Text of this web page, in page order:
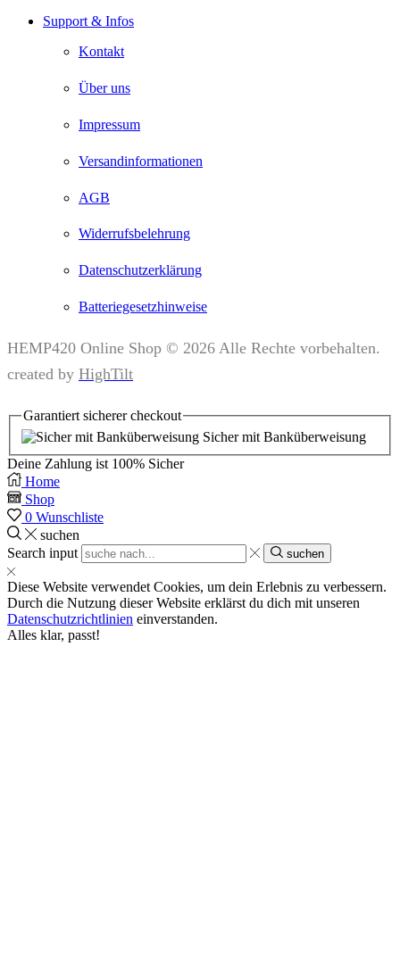
Support & Infos
Kontakt
Über uns
Impressum
Versandinformationen
AGB
Widerrufsbelehrung
Datenschutzerklärung
Batteriegesetzhinweise
HEMP420 Online Shop © 2026 Alle Rechte vorbehalten.
created by HighTilt
Garantiert sicherercheckout
Sicher mit Banküberweisung
Deine Zahlung ist 100% Sicher
Home
Shop
0 Wunschliste
suchen
Search input
suchen
Diese Website verwendet Cookies, um dein Erlebnis zu verbessern.
Durch die Nutzung dieser Website erklärst du dich mit unseren
Datenschutzrichtlinien einverstanden.
Alles klar, passt!